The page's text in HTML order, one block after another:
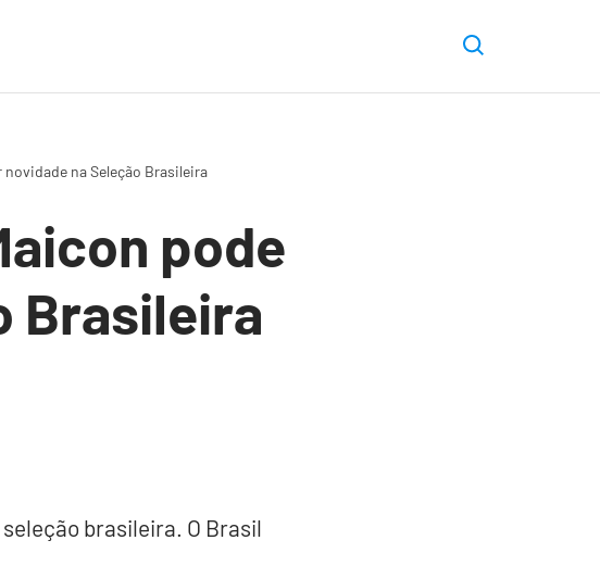
na Seleção Brasileira
pode
Brasileira
brasileira. O Brasil